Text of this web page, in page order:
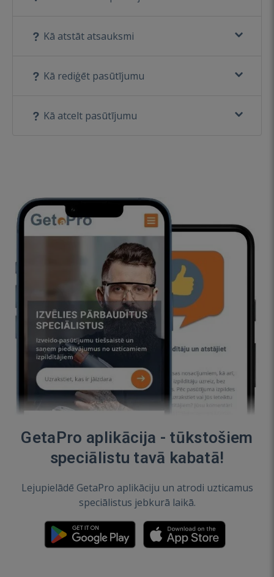
Kā atstāt atsauksmi
Kā rediģēt pasūtījumu
Kā atcelt pasūtījumu
GetaPro aplikācija - tūkstošiem
speciālistu tavā kabatā!
Lejupielādē GetaPro aplikāciju un atrodi uzticamus
speciālistus jebkurā laikā.